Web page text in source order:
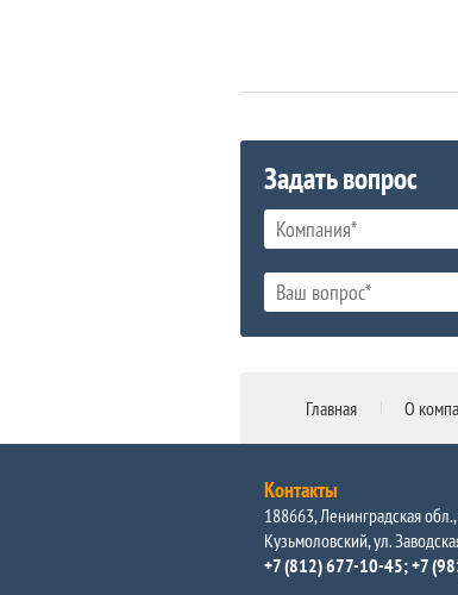
Задать вопрос
Главная О
Контакты
188663, Ленинградская
Кузьмоловский, ул.
+7 (812) 677-10-45 +7